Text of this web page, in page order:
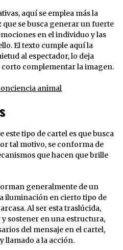
aquí se emplea más la
que se busca generar un fuerte
en el individuo y las
El texto cumple aquí la
al espectador, lo deja
corto complementar la imagen.
tipo de cartel es que busca
tal motivo, se conforma de
que hacen que brille
generalmente de un
iluminación en cierto tipo de
Al ser esta traslúcida,
sostener en una estructura,
del mensaje en el cartel,
llamado a la acción.